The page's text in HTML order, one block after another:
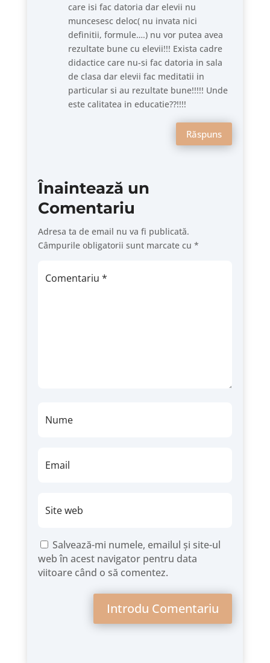
care isi fac datoria dar elevii nu
muncesesc deloc( nu invata nici
definitii, formule….) nu vor putea avea
rezultate bune cu elevii!!! Exista cadre
didactice care nu-si fac datoria in sala
de clasa dar elevii fac meditatii in
particular si au rezultate bune!!!!! Unde
este calitatea in educatie??!!!!
Răspuns
Înaintează un
Comentariu
Adresa ta de email nu va fi publicată.
Câmpurile obligatorii sunt marcate cu *
Salvează-mi numele, emailul și site-ul
web în acest navigator pentru data
viitoare când o să comentez.
Introdu Comentariu